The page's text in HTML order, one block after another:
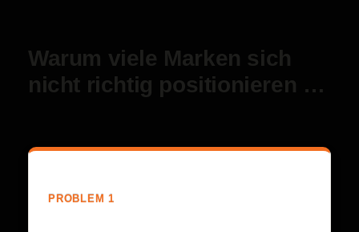
Warum viele Marken sich
nicht richtig positionieren …
PROBLEM 1